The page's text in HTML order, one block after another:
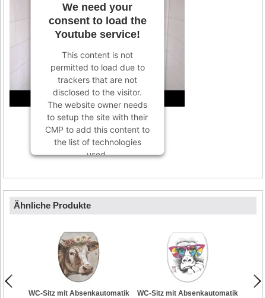
We need your
consent to load the
Youtube service!
This content is not
permitted to load due to
trackers that are not
disclosed to the visitor.
The website owner needs
to setup the site with their
CMP to add this content to
the list of technologies
used.
Platform
Ähnliche Produkte
WC-Sitz mit Absenkautomatik
WC-Sitz mit Absenkautomatik